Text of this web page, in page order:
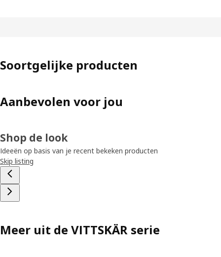
Soortgelijke producten
Aanbevolen voor jou
Shop de look
Ideeën op basis van je recent bekeken producten
Skip listing
Meer uit de VITTSKÄR serie